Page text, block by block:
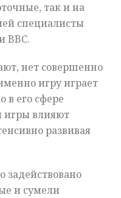
так и на
специалисты
BBC.
нет совершенно
игру играет
в его сфере
игры влияют
развивая
задействовано
и сумели